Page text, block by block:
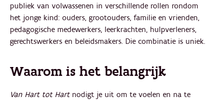
publiek van volwassenen in verschillende rollen rondom
het jonge kind: ouders, grootouders, familie en vrienden,
pedagogische medewerkers, leerkrachten, hulpverleners,
gerechtswerkers en beleidsmakers. Die combinatie is uniek.
Waarom is het belangrijk
Van Hart tot Hart nodigt je uit om te voelen en na te